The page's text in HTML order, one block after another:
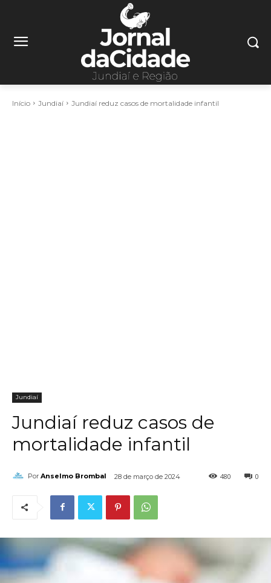
Início Jundiaí Jundiaí reduz casos de mortalidade infantil
Jundiaí
Jundiaí reduz casos de
mortalidade infantil
Por Anselmo Brombal 28 de março de 2024 0
480